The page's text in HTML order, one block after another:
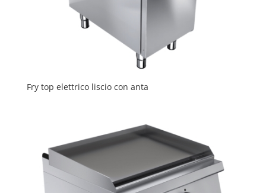
Fry top elettrico liscio con anta